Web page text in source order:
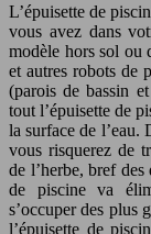
L’épuisette de
vous avez dans
modèle hors sol ou
et autres robots de
(parois de bassin
tout l’épuisette de
la surface de l’eau.
vous risquerez de
de l’herbe, bref
de piscine va
s’occuper des plus
l’épuisette de